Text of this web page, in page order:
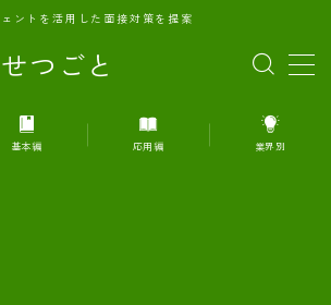
つごと
ントを活用した面接対策を提案
トとは何か？
基本編 応用編 業界別